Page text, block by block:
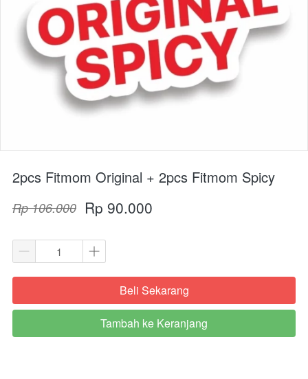
2pcs Fitmom Original + 2pcs Fitmom Spicy
Rp 106.000 Rp 90.000
`Beli Sekarang
`
Tambah ke Keranjang